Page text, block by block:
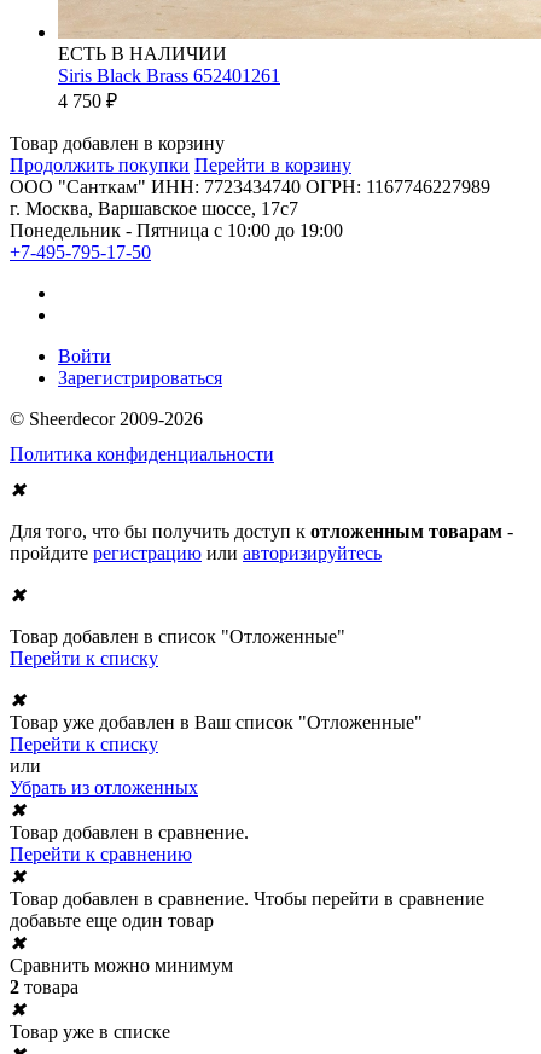
ЕСТЬ В НАЛИЧИИ
Siris Black Brass 652401261
4 750 ₽
Товар добавлен в корзину
Продолжить покупки Перейти в корзину
ООО "Санткам" ИНН: 7723434740 ОГРН: 1167746227989
г. Москва, Варшавское шоссе, 17с7
Понедельник - Пятница с 10:00 до 19:00
+7-495-795-17-50
Войти
Зарегистрироваться
© Sheerdecor 2009-2026
Политика конфиденциальности
✖
Для того, что бы получить доступ к отложенным товарам -
пройдите регистрацию или авторизируйтесь
✖
Товар добавлен в список "Отложенные"
Перейти к списку
✖
Товар уже добавлен в Ваш список "Отложенные"
Перейти к списку
или
Убрать из отложенных
✖
Товар добавлен в сравнение.
Перейти к сравнению
✖
Товар добавлен в сравнение. Чтобы перейти в сравнение
добавьте еще один товар
✖
Сравнить можно минимум
2 товара
✖
Товар уже в списке